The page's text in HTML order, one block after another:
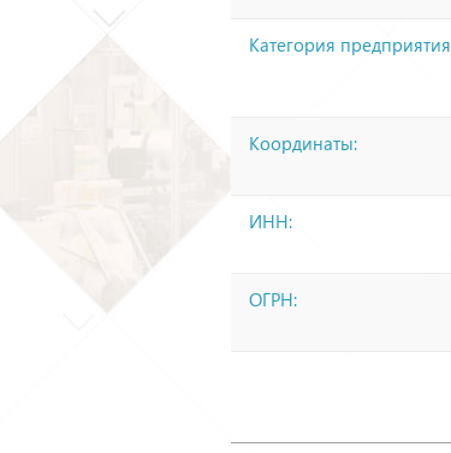
Категория
Координаты:
ИНН:
ОГРН: